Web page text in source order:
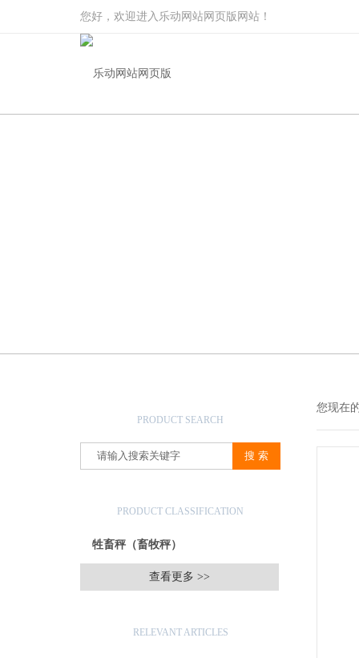
您好，欢迎进入乐动网站网页版网站！
PRODUCT SEARCH
PRODUCT CLASSIFICATION
牲畜秤（畜牧秤）
查看更多 >>
RELEVANT ARTICLES
您现在